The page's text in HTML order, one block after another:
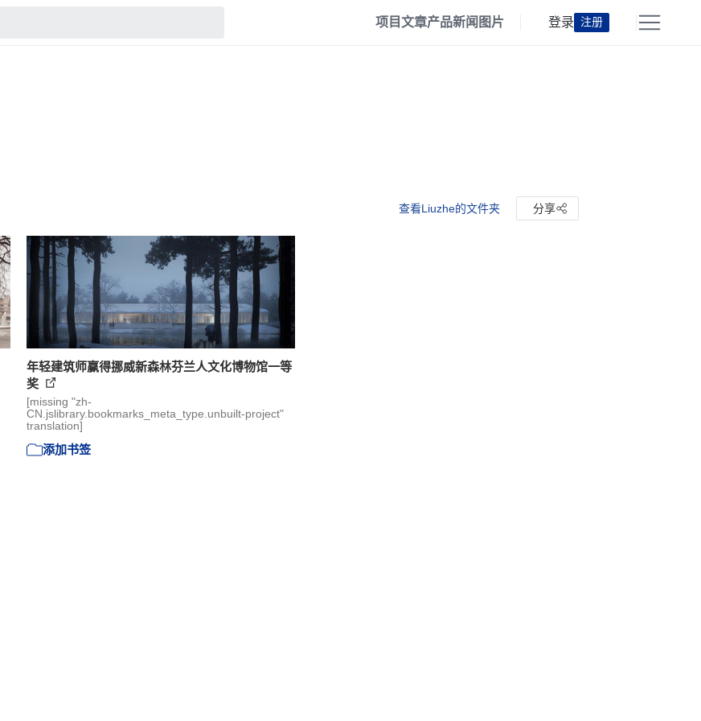
项目文章产品新闻 图片 登录 注册
查看Liuzhe的文件夹 分享
年轻建筑师赢得挪威新森林芬兰人文化博物馆一等
奖
[missing "zh-
CN.jslibrary.bookmarks_meta_type.unbuilt-project"
translation]
添加书签